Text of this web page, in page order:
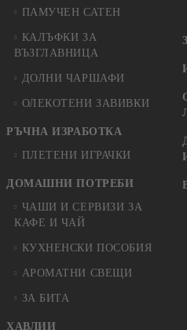
ПАМУЧЕН САТЕН
КАЛЪФКИ ЗА
ВЪЗГЛАВНИЦА
ДОЛНИ ЧАРШАФИ
ОЛЕКОТЕНИ ЗАВИВКИ
РЪЧНА ИЗРАБОТКА
ПЛЕТЕНИ ИГРАЧКИ
ДОМАШНИ ПОТРЕБИ
ЧАШИ И СЕРВИЗИ ЗА
КАФЕ И ЧАЙ
КУХНЕНСКИ ПОСОБИЯ
АРОМАТНИ СВЕЩИ
ЗА БИТА
ХАВЛИИ